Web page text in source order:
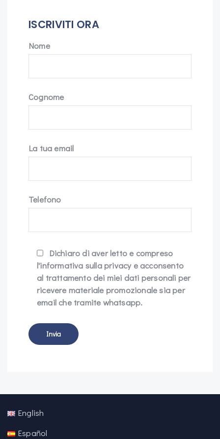
ISCRIVITI ORA
Nome
Cognome
La tua email
Telefono
Dichiaro di aver letto e compreso
l'informativa sulla privacy e acconsento
al trattamento dei miei dati personali per
ricevere materiale promozionale sia per
email che tramite whatsapp.
English
Español